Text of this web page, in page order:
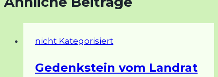
nicht Kategorisiert
Gedenkstein vom Landrat